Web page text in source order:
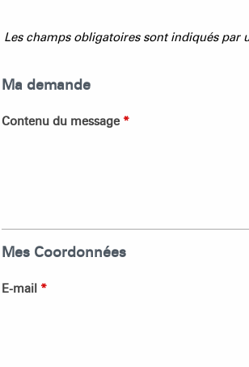
Les champs obligatoires sont indiqués par
Ma demande
Contenu du message *
Mes Coordonnées
E-mail *